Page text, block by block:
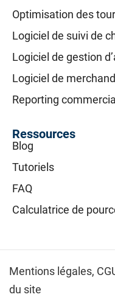
Optimisation des
Logiciel de suivi de
Logiciel de gestion
Logiciel de
Reporting
Ressources
Blog
Tutoriels
FAQ
Calculatrice de
Mentions légales,
du site